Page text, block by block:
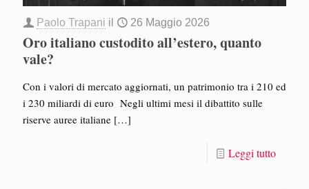
Paolo Trapani il 26 Maggio 2026
Oro italiano custodito all’estero, quanto
vale?
Con i valori di mercato aggiornati, un patrimonio tra i 210 ed
i 230 miliardi di euro Negli ultimi mesi il dibattito sulle
riserve auree italiane […]
Leggi tutto